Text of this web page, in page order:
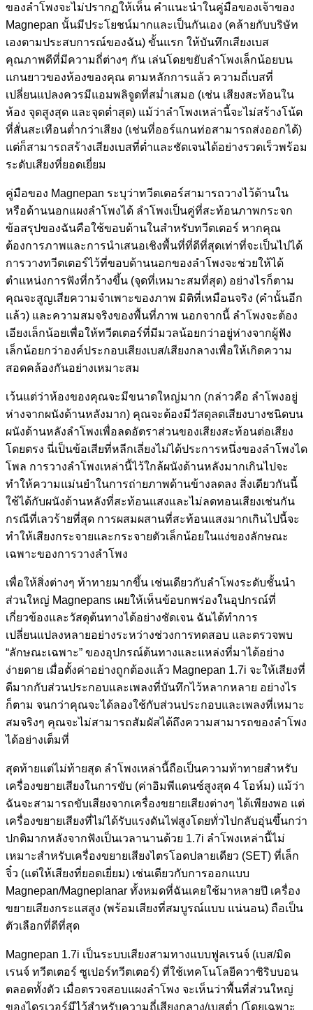
ของลำโพงจะไม่ปรากฏให้เห็น คำแนะนำในคู่มือของเจ้าของ
Magnepan นั้นมีประโยชน์มากและเป็นกันเอง (คล้ายกับบริษัท
เองตามประสบการณ์ของฉัน) ขั้นแรก ให้บันทึกเสียงเบส
คุณภาพดีที่มีความถี่ต่างๆ กัน เล่นโดยขยับลำโพงเล็กน้อยบน
แกนยาวของห้องของคุณ ตามหลักการแล้ว ความถี่เบสที่
เปลี่ยนแปลงควรมีแอมพลิจูดที่สม่ำเสมอ (เช่น เสียงสะท้อนใน
ห้อง จุดสูงสุด และจุดต่ำสุด) แม้ว่าลำโพงเหล่านี้จะไม่สร้างโน้ต
ที่สั่นสะเทือนต่ำกว่าเสียง (เช่นที่ออร์แกนท่อสามารถส่งออกได้)
แต่ก็สามารถสร้างเสียงเบสที่ต่ำและชัดเจนได้อย่างรวดเร็วพร้อม
ระดับเสียงที่ยอดเยี่ยม
คู่มือของ Magnepan ระบุว่าทวีตเตอร์สามารถวางไว้ด้านใน
หรือด้านนอกแผงลำโพงได้ ลำโพงเป็นคู่ที่สะท้อนภาพกระจก
ข้อสรุปของฉันคือใช้ขอบด้านในสำหรับทวีตเตอร์ หากคุณ
ต้องการภาพและการนำเสนอเชิงพื้นที่ที่ดีที่สุดเท่าที่จะเป็นไปได้
การวางทวีตเตอร์ไว้ที่ขอบด้านนอกของลำโพงจะช่วยให้ได้
ตำแหน่งการฟังที่กว้างขึ้น (จุดที่เหมาะสมที่สุด) อย่างไรก็ตาม
คุณจะสูญเสียความจำเพาะของภาพ มิติที่เหมือนจริง (คำนั้นอีก
แล้ว) และความสมจริงของพื้นที่ภาพ นอกจากนี้ ลำโพงจะต้อง
เอียงเล็กน้อยเพื่อให้ทวีตเตอร์ที่มีมวลน้อยกว่าอยู่ห่างจากผู้ฟัง
เล็กน้อยกว่าองค์ประกอบเสียงเบส/เสียงกลางเพื่อให้เกิดความ
สอดคล้องกันอย่างเหมาะสม
เว้นแต่ว่าห้องของคุณจะมีขนาดใหญ่มาก (กล่าวคือ ลำโพงอยู่
ห่างจากผนังด้านหลังมาก) คุณจะต้องมีวัสดุลดเสียงบางชนิดบน
ผนังด้านหลังลำโพงเพื่อลดอัตราส่วนของเสียงสะท้อนต่อเสียง
โดยตรง นี่เป็นข้อเสียที่หลีกเลี่ยงไม่ได้ประการหนึ่งของลำโพงได
โพล การวางลำโพงเหล่านี้ไว้ใกล้ผนังด้านหลังมากเกินไปจะ
ทำให้ความแม่นยำในการถ่ายภาพด้านข้างลดลง สิ่งเดียวกันนี้
ใช้ได้กับผนังด้านหลังที่สะท้อนแสงและไม่ลดทอนเสียงเช่นกัน
กรณีที่เลวร้ายที่สุด การผสมผสานที่สะท้อนแสงมากเกินไปนี้จะ
ทำให้เสียงกระจายและกระจายตัวเล็กน้อยในแง่ของลักษณะ
เฉพาะของการวางลำโพง
เพื่อให้สิ่งต่างๆ ท้าทายมากขึ้น เช่นเดียวกับลำโพงระดับชั้นนำ
ส่วนใหญ่ Magnepans เผยให้เห็นข้อบกพร่องในอุปกรณ์ที่
เกี่ยวข้องและวัสดุต้นทางได้อย่างชัดเจน ฉันได้ทำการ
เปลี่ยนแปลงหลายอย่างระหว่างช่วงการทดสอบ และตรวจพบ
“ลักษณะเฉพาะ” ของอุปกรณ์ต้นทางและแหล่งที่มาได้อย่าง
ง่ายดาย เมื่อตั้งค่าอย่างถูกต้องแล้ว Magnepan 1.7i จะให้เสียงที่
ดีมากกับส่วนประกอบและเพลงที่บันทึกไว้หลากหลาย อย่างไร
ก็ตาม จนกว่าคุณจะได้ลองใช้กับส่วนประกอบและเพลงที่เหมาะ
สมจริงๆ คุณจะไม่สามารถสัมผัสได้ถึงความสามารถของลำโพง
ได้อย่างเต็มที่
สุดท้ายแต่ไม่ท้ายสุด ลำโพงเหล่านี้ถือเป็นความท้าทายสำหรับ
เครื่องขยายเสียงในการขับ (ค่าอิมพีแดนซ์สูงสุด 4 โอห์ม) แม้ว่า
ฉันจะสามารถขับเสียงจากเครื่องขยายเสียงต่างๆ ได้เพียงพอ แต่
เครื่องขยายเสียงที่ไม่ได้รับแรงดันไฟสูงโดยทั่วไปกลับอุ่นขึ้นกว่า
ปกติมากหลังจากฟังเป็นเวลานานด้วย 1.7i ลำโพงเหล่านี้ไม่
เหมาะสำหรับเครื่องขยายเสียงไตรโอดปลายเดียว (SET) ที่เล็ก
จิ๋ว (แต่ให้เสียงที่ยอดเยี่ยม) เช่นเดียวกับการออกแบบ
Magnepan/Magneplanar ทั้งหมดที่ฉันเคยใช้มาหลายปี เครื่อง
ขยายเสียงกระแสสูง (พร้อมเสียงที่สมบูรณ์แบบ แน่นอน) ถือเป็น
ตัวเลือกที่ดีที่สุด
Magnepan 1.7i เป็นระบบเสียงสามทางแบบฟูลเรนจ์ (เบส/มิด
เรนจ์ ทวีตเตอร์ ซูเปอร์ทวีตเตอร์) ที่ใช้เทคโนโลยีควาซิริบบอน
ตลอดทั้งตัว เมื่อตรวจสอบแผงลำโพง จะเห็นว่าพื้นที่ส่วนใหญ่
ของไดรเวอร์มีไว้สำหรับความถี่เสียงกลาง/เบสต่ำ (โดยเฉพาะ